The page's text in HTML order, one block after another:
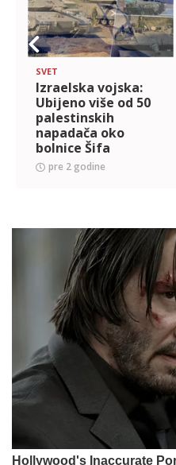
SVET
Izraelska vojska:
Ubijeno više od 50
palestinskih
napadača oko
bolnice Šifa
pre 2 godine